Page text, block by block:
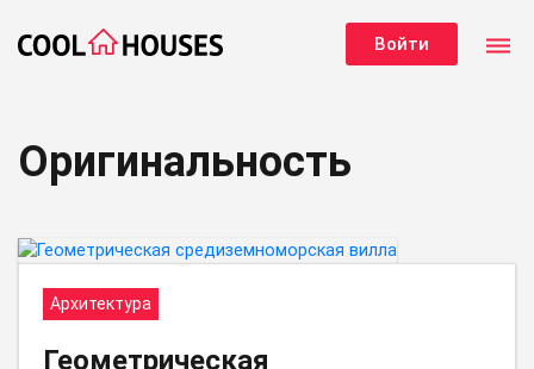
Войти dehaze
Оригинальность
Архитектура
Геометрическая